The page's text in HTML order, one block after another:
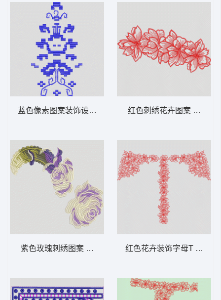
蓝色像素图案装饰设计 抽象 马赛克
紫色玫瑰刺绣图案 靓花
红色刺绣花卉图案 简单花
红色花卉装饰字母T 花条 裙